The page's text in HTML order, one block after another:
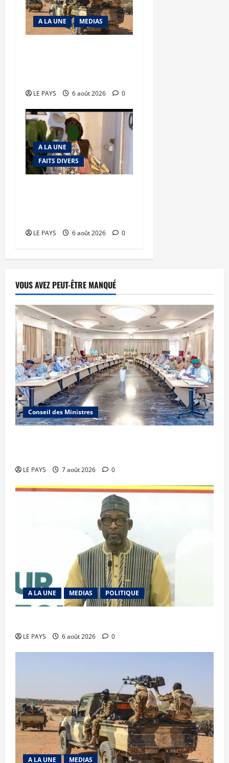
A LA UNE MEDIAS
LE PAYS 6 août 2026 0
A LA UNE
FAITS DIVERS
LE PAYS 6 août 2026 0
VOUS AVEZ PEUT-ÊTRE MANQUÉ
Conseil des Ministres
LE PAYS 7 août 2026 0
A LA UNE MEDIAS POLITIQUE
LE PAYS 6 août 2026 0
A LA UNE MEDIAS